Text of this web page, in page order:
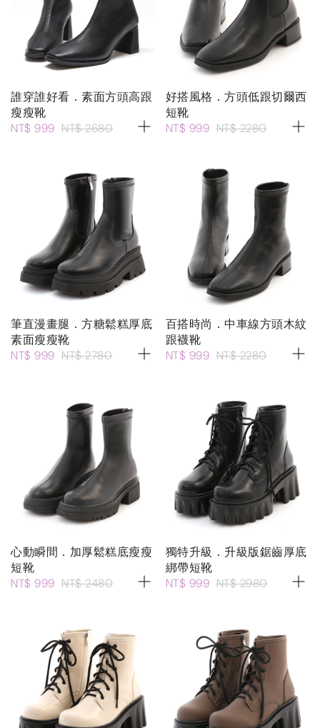
誰穿誰好看．素面方頭高跟
瘦瘦靴
NT$ 999 NT$ 2680
好搭風格．方頭低跟切爾西
短靴
NT$ 999 NT$ 2280
筆直漫畫腿．方糖鬆糕厚底
素面瘦瘦靴
NT$ 999 NT$ 2780
百搭時尚．中車線方頭木紋
跟襪靴
NT$ 999 NT$ 2280
心動瞬間．加厚鬆糕底瘦瘦
短靴
NT$ 999 NT$ 2480
獨特升級．升級版鋸齒厚底
綁帶短靴
NT$ 999 NT$ 2980